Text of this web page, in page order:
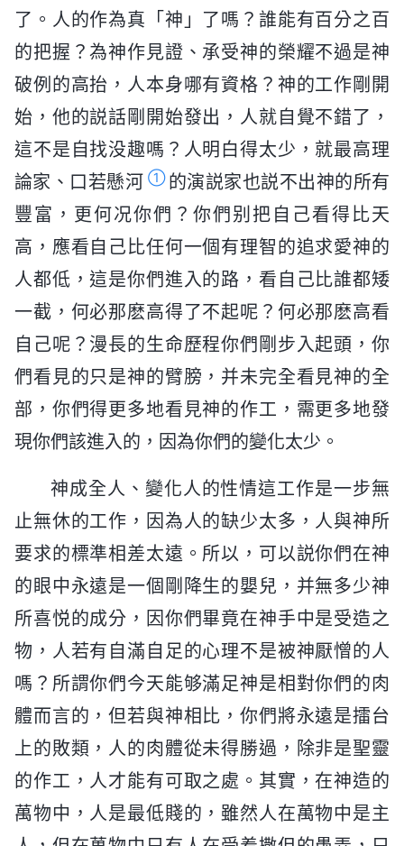
了。人的作為真「神」了嗎？誰能有百分之百
的把握？為神作見證、承受神的榮耀不過是神
破例的高抬，人本身哪有資格？神的工作剛開
始，他的説話剛開始發出，人就自覺不錯了，
這不是自找没趣嗎？人明白得太少，就最高理
論家、口若懸河 ① 的演説家也説不出神的所有
豐富，更何况你們？你們别把自己看得比天
高，應看自己比任何一個有理智的追求愛神的
人都低，這是你們進入的路，看自己比誰都矮
一截，何必那麽高得了不起呢？何必那麽高看
自己呢？漫長的生命歷程你們剛步入起頭，你
們看見的只是神的臂膀，并未完全看見神的全
部，你們得更多地看見神的作工，需更多地發
現你們該進入的，因為你們的變化太少。
神成全人、變化人的性情這工作是一步無
止無休的工作，因為人的缺少太多，人與神所
要求的標準相差太遠。所以，可以説你們在神
的眼中永遠是一個剛降生的嬰兒，并無多少神
所喜悦的成分，因你們畢竟在神手中是受造之
物，人若有自滿自足的心理不是被神厭憎的人
嗎？所謂你們今天能够滿足神是相對你們的肉
體而言的，但若與神相比，你們將永遠是擂台
上的敗類，人的肉體從未得勝過，除非是聖靈
的作工，人才能有可取之處。其實，在神造的
萬物中，人是最低賤的，雖然人在萬物中是主